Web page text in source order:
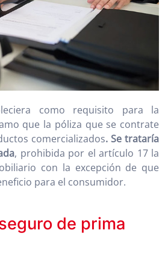
como requisito para la
que la póliza que se contrate
comercializados. Se trataría
, prohibida por el artículo 17 la
con la excepción de que
para el consumidor.
de prima